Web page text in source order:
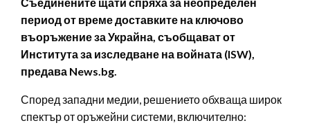
Съединените щати спряха за неопределен
период от време доставките на ключово
въоръжение за Украйна, съобщават от
Института за изследване на войната (ISW),
предава News.bg.
Според западни медии, решението обхваща широк
спектър от оръжейни системи, включително: